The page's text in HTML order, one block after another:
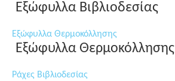
Εξώφυλλα Βιβλιοδεσίας
Εξώφυλλα Θερμοκόλλησης
Εξώφυλλα Θερμοκόλλησης
Ράχες Βιβλιοδεσίας